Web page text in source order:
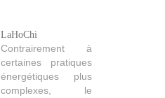
LaHoChi
Contrairement à
certaines pratiques
énergétiques plus
complexes, le